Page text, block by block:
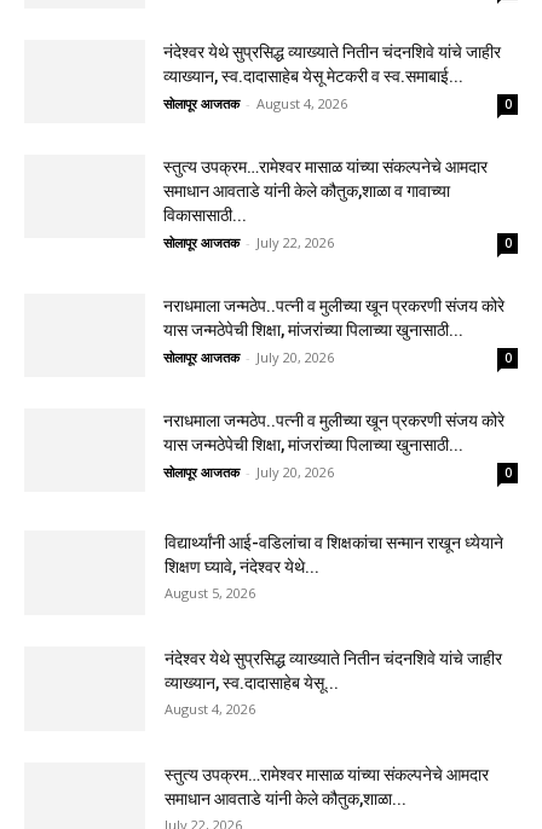
नंदेश्वर येथे सुप्रसिद्ध व्याख्याते नितीन चंदनशिवे यांचे जाहीर
व्याख्यान, स्व.दादासाहेब येसू मेटकरी व स्व.समाबाई...
सोलापूर आजतक - August 4, 2026 0
स्तुत्य उपक्रम…रामेश्वर मासाळ यांच्या संकल्पनेचे आमदार
समाधान आवताडे यांनी केले कौतुक,शाळा व गावाच्या
विकासासाठी...
सोलापूर आजतक - July 22, 2026 0
नराधमाला जन्मठेप..पत्नी व मुलीच्या खून प्रकरणी संजय कोरे
यास जन्मठेपेची शिक्षा, मांजरांच्या पिलाच्या खुनासाठी...
सोलापूर आजतक - July 20, 2026 0
नराधमाला जन्मठेप..पत्नी व मुलीच्या खून प्रकरणी संजय कोरे
यास जन्मठेपेची शिक्षा, मांजरांच्या पिलाच्या खुनासाठी...
सोलापूर आजतक - July 20, 2026 0
विद्यार्थ्यांनी आई-वडिलांचा व शिक्षकांचा सन्मान राखून ध्येयाने
शिक्षण घ्यावे, नंदेश्वर येथे...
August 5, 2026
नंदेश्वर येथे सुप्रसिद्ध व्याख्याते नितीन चंदनशिवे यांचे जाहीर
व्याख्यान, स्व.दादासाहेब येसू...
August 4, 2026
स्तुत्य उपक्रम…रामेश्वर मासाळ यांच्या संकल्पनेचे आमदार
समाधान आवताडे यांनी केले कौतुक,शाळा...
July 22, 2026